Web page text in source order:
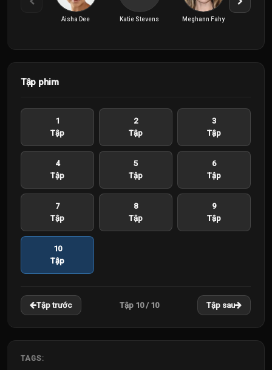
Aisha Dee Katie Stevens Meghann Fahy
Tập phim
1
Tập
2
Tập
3
Tập
4
Tập
5
Tập
6
Tập
7
Tập
8
Tập
9
Tập
10
Tập
Tập trước Tập 10 / 10 Tập sau
TAGS: